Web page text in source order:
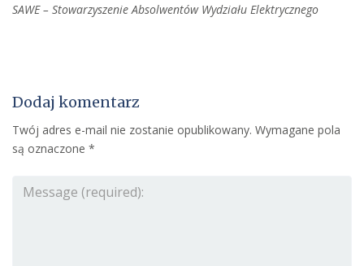
SAWE – Stowarzyszenie Absolwentów Wydziału Elektrycznego
Dodaj komentarz
Twój adres e-mail nie zostanie opublikowany. Wymagane pola
są oznaczone *